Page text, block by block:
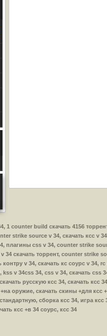
1 counter build скачать 4156
strike source v 34, скачать ксс v
плагины css v 34, counter strike
скачать торрент, counter strike
контру v 34, скачать кс соурс v
v 34css 34, css v 34, скачать css
русскую ксс 34, скачать ксс
оружие, скачать скины +для ксс
сборка ксс 34, игра
ксс +в 34 соурс, ксс 34